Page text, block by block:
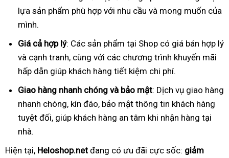
lựa sản phẩm phù hợp với nhu cầu và mong muốn của
mình.
Giá cả hợp lý: Các sản phẩm tại Shop có giá bán hợp lý
và cạnh tranh, cùng với các chương trình khuyến mãi
hấp dẫn giúp khách hàng tiết kiệm chi phí.
Giao hàng nhanh chóng và bảo mật: Dịch vụ giao hàng
nhanh chóng, kín đáo, bảo mật thông tin khách hàng
tuyệt đối, giúp khách hàng an tâm khi nhận hàng tại
nhà.
Hiện tại, Heloshop.net đang có ưu đãi cực sốc: giảm